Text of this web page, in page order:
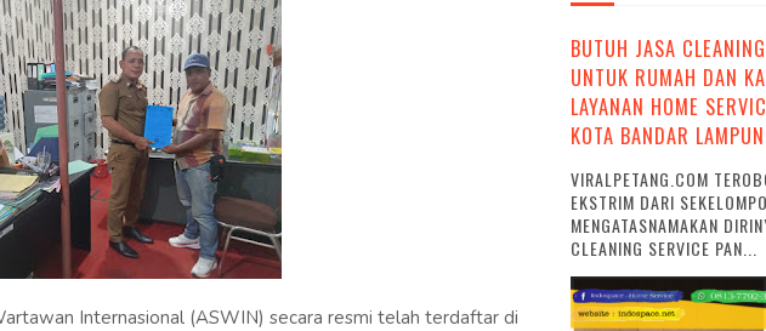
Internasional (ASWIN) secara resmi telah terdaftar di
BUTUH JASA
UNTUK RUMAH DAN
LAYANAN HOME
KOTA BANDAR
VIRALPETANG.COM
EKSTRIM DARI
MENGATASNAMAKAN
CLEANING SERVICE PAN...